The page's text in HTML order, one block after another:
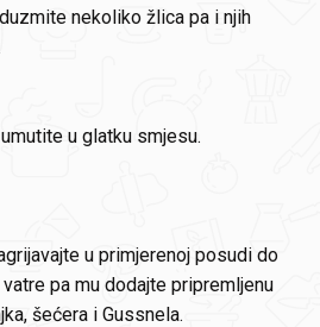
nekoliko žlica pa i njih
u glatku smjesu.
u primjerenoj posudi do
pa mu dodajte pripremljenu
šećera i Gussnela.